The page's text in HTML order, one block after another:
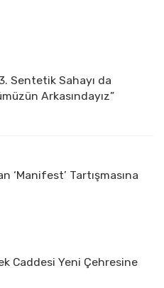
Sentetik Sahayı da
Arkasındayız”
‘Manifest’ Tartışmasına
Caddesi Yeni Çehresine